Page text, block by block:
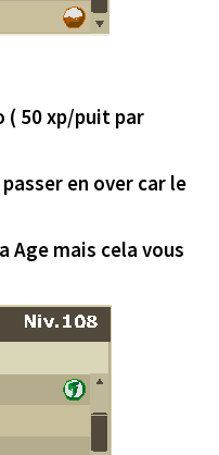
( 50 xp/puit par
en over car le
Age mais cela vous